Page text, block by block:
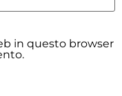
in questo browser